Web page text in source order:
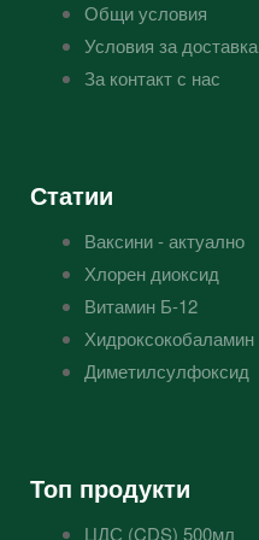
Общи условия
Условия за доставка
За контакт с нас
Статии
Ваксини - актуално
Хлорен диоксид
Витамин Б-12
Хидроксокобаламин
Диметилсулфоксид
Топ продукти
ЦДС (CDS) 500мл